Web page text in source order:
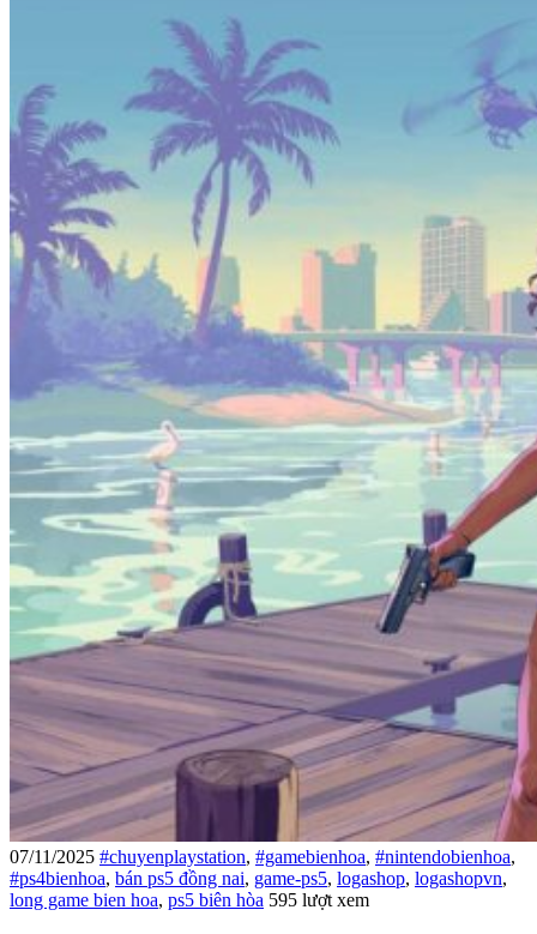
07/11/2025 #chuyenplaystation, #gamebienhoa, #nintendobienhoa,
#ps4bienhoa, bán ps5 đồng nai, game-ps5, logashop, logashopvn,
long game bien hoa, ps5 biên hòa 595 lượt xem